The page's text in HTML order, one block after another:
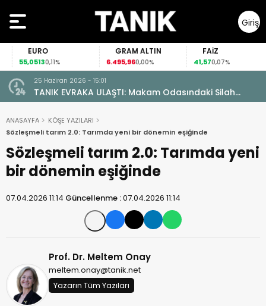
Giriş
Yap
EURO
55,05130,11%
GRAM ALTIN
6.495,960,00%
FAİZ
41,570,07%
25 Haziran 2026 - 15:01
TANIK EVRAKA ULAŞTI: Makam Odasındaki Silah
Ruhsatsız Çıktı!
ANASAYFA
KÖŞE YAZILARI
Sözleşmeli tarım 2.0: Tarımda yeni bir dönemin eşiğinde
Sözleşmeli tarım 2.0: Tarımda yeni
bir dönemin eşiğinde
07.04.2026 11:14 Güncellenme :07.04.2026 11:14
Prof. Dr. Meltem Onay
meltem.onay@tanik.net
Yazarın Tüm Yazıları